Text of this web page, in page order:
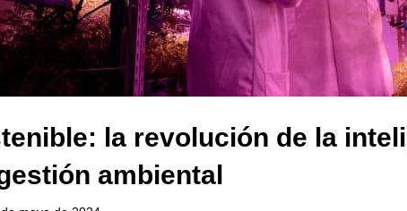
la revolución de la
ambiental